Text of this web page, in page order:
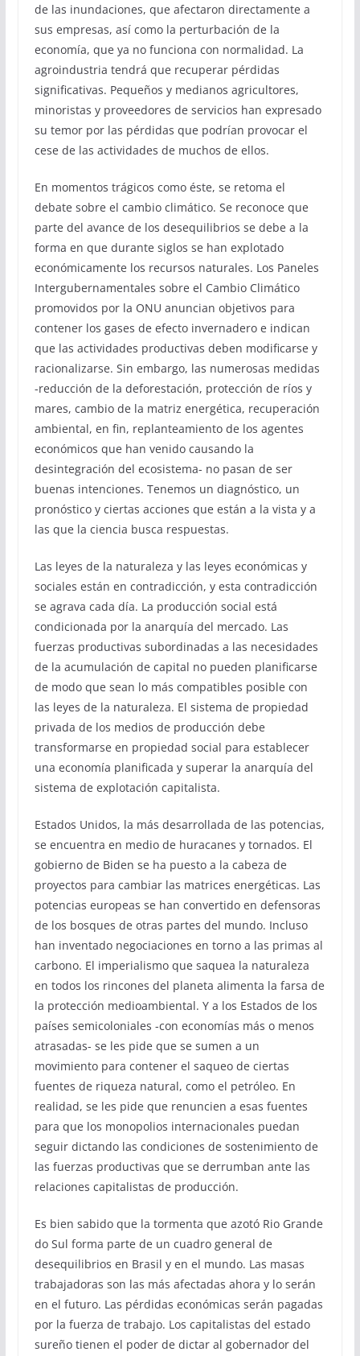
de las inundaciones, que afectaron directamente a
sus empresas, así como la perturbación de la
economía, que ya no funciona con normalidad. La
agroindustria tendrá que recuperar pérdidas
significativas. Pequeños y medianos agricultores,
minoristas y proveedores de servicios han expresado
su temor por las pérdidas que podrían provocar el
cese de las actividades de muchos de ellos.
En momentos trágicos como éste, se retoma el
debate sobre el cambio climático. Se reconoce que
parte del avance de los desequilibrios se debe a la
forma en que durante siglos se han explotado
económicamente los recursos naturales. Los Paneles
Intergubernamentales sobre el Cambio Climático
promovidos por la ONU anuncian objetivos para
contener los gases de efecto invernadero e indican
que las actividades productivas deben modificarse y
racionalizarse. Sin embargo, las numerosas medidas
-reducción de la deforestación, protección de ríos y
mares, cambio de la matriz energética, recuperación
ambiental, en fin, replanteamiento de los agentes
económicos que han venido causando la
desintegración del ecosistema- no pasan de ser
buenas intenciones. Tenemos un diagnóstico, un
pronóstico y ciertas acciones que están a la vista y a
las que la ciencia busca respuestas.
Las leyes de la naturaleza y las leyes económicas y
sociales están en contradicción, y esta contradicción
se agrava cada día. La producción social está
condicionada por la anarquía del mercado. Las
fuerzas productivas subordinadas a las necesidades
de la acumulación de capital no pueden planificarse
de modo que sean lo más compatibles posible con
las leyes de la naturaleza. El sistema de propiedad
privada de los medios de producción debe
transformarse en propiedad social para establecer
una economía planificada y superar la anarquía del
sistema de explotación capitalista.
Estados Unidos, la más desarrollada de las potencias,
se encuentra en medio de huracanes y tornados. El
gobierno de Biden se ha puesto a la cabeza de
proyectos para cambiar las matrices energéticas. Las
potencias europeas se han convertido en defensoras
de los bosques de otras partes del mundo. Incluso
han inventado negociaciones en torno a las primas al
carbono. El imperialismo que saquea la naturaleza
en todos los rincones del planeta alimenta la farsa de
la protección medioambiental. Y a los Estados de los
países semicoloniales -con economías más o menos
atrasadas- se les pide que se sumen a un
movimiento para contener el saqueo de ciertas
fuentes de riqueza natural, como el petróleo. En
realidad, se les pide que renuncien a esas fuentes
para que los monopolios internacionales puedan
seguir dictando las condiciones de sostenimiento de
las fuerzas productivas que se derrumban ante las
relaciones capitalistas de producción.
Es bien sabido que la tormenta que azotó Rio Grande
do Sul forma parte de un cuadro general de
desequilibrios en Brasil y en el mundo. Las masas
trabajadoras son las más afectadas ahora y lo serán
en el futuro. Las pérdidas económicas serán pagadas
por la fuerza de trabajo. Los capitalistas del estado
sureño tienen el poder de dictar al gobernador del